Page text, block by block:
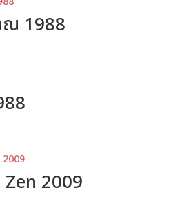
1988
2009